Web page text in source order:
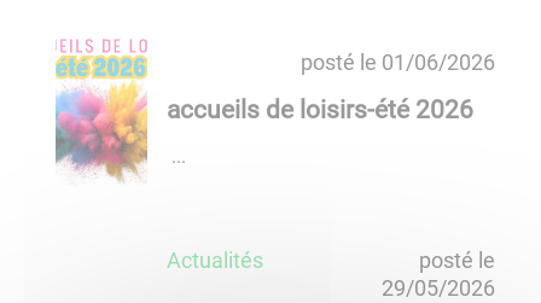
5
a
c
t
u
posté le 01/06/2026
accueils de loisirs-été 2026
​​​​​​​​​​​​​​​​​​​​​ ...
Actualités
posté le
29/05/2026